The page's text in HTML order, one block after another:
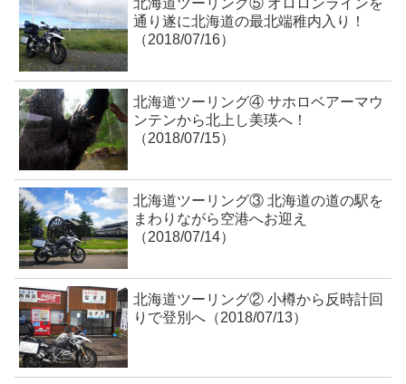
北海道ツーリング⑤ オロロンラインを
通り遂に北海道の最北端稚内入り！
（2018/07/16）
北海道ツーリング④ サホロベアーマウ
ンテンから北上し美瑛へ！
（2018/07/15）
北海道ツーリング③ 北海道の道の駅を
まわりながら空港へお迎え
（2018/07/14）
北海道ツーリング② 小樽から反時計回
りで登別へ（2018/07/13）